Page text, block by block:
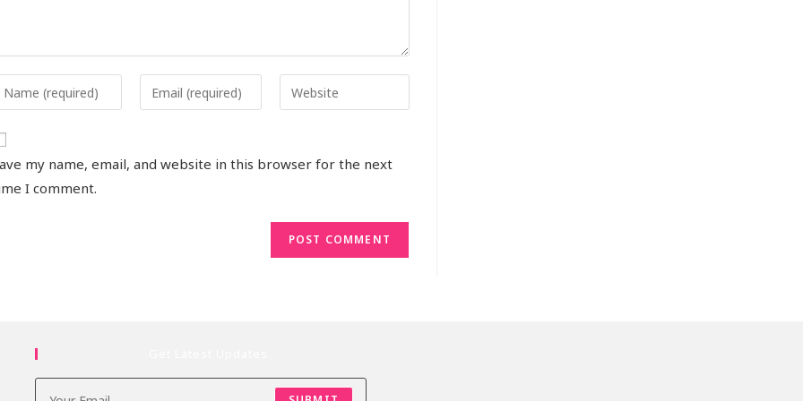
my name, email, and website in this browser for the next
I comment.